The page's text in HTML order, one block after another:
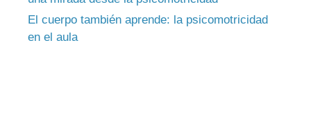
El cuerpo también aprende: la psicomotricidad
en el aula